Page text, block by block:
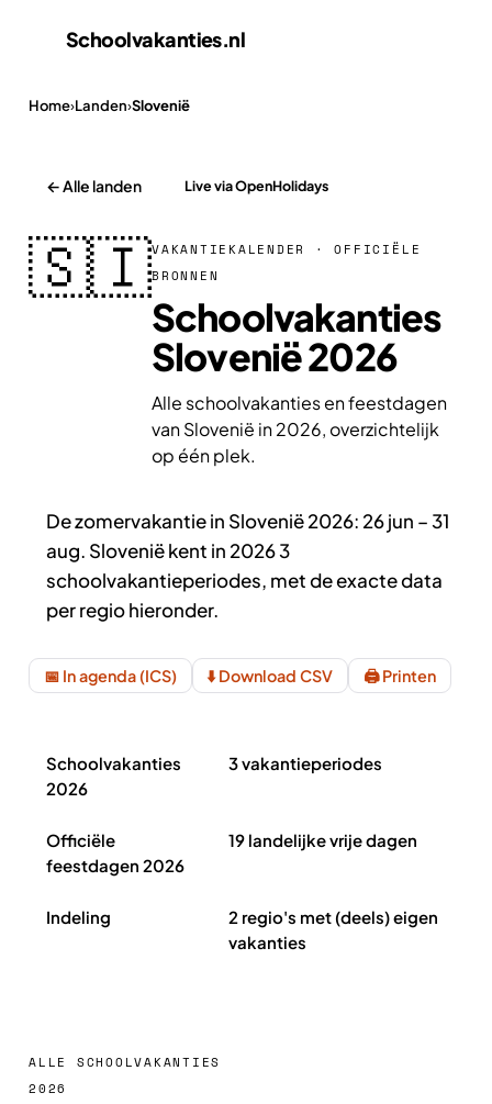
Schoolvakanties.nl
Home›Landen›Slovenië
← Alle landen Live via OpenHolidays
🇸🇮VAKANTIEKALENDER · OFFICIËLE
BRONNEN
Schoolvakanties
Slovenië 2026
Alle schoolvakanties en feestdagen
van Slovenië in 2026, overzichtelijk
op één plek.
De zomervakantie in Slovenië 2026: 26 jun – 31
aug. Slovenië kent in 2026 3
schoolvakantieperiodes, met de exacte data
per regio hieronder.
📅 In agenda (ICS) ⬇️ Download CSV 🖨️ Printen
Schoolvakanties
2026
3 vakantieperiodes
Officiële
feestdagen 2026
19 landelijke vrije dagen
Indeling
2 regio's met (deels) eigen
vakanties
ALLE SCHOOLVAKANTIES
2026